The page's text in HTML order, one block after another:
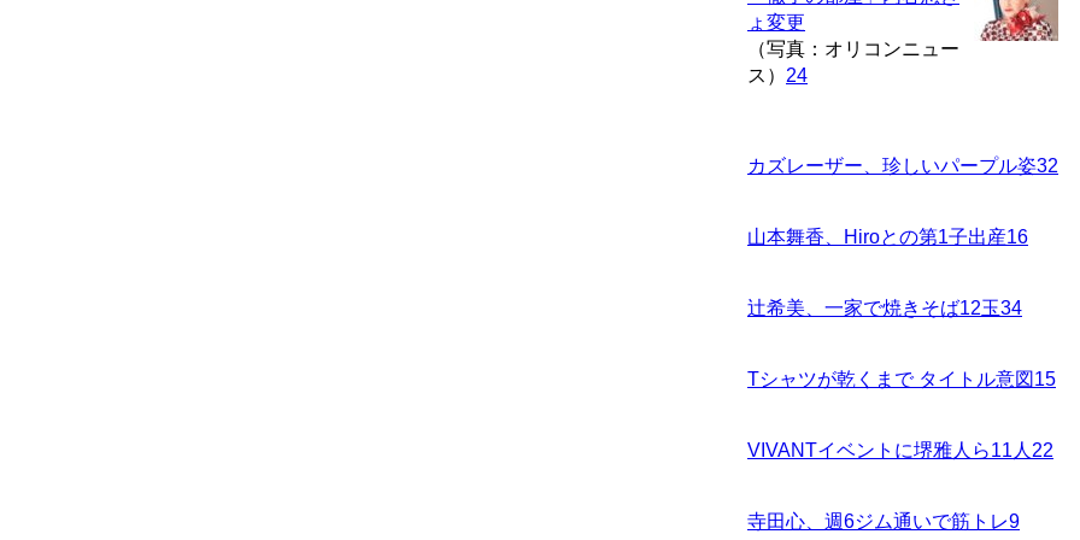
ょ変更
（写真：オリコンニュー
ス） 24
カズレーザー、珍しいパープル姿32
山本舞香、Hiroとの第1子出産16
辻希美、一家で焼きそば12玉34
Tシャツが乾くまで タイトル意図 15
VIVANTイベントに堺雅人ら11人 22
寺田心、週6ジム通いで筋トレ9